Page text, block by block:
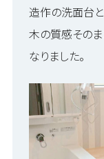
造作の洗面台と
木の質感そのま
なりました。